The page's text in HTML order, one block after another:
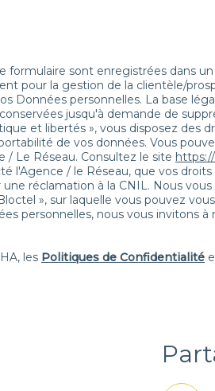
formulaire sont enregistrées dans
pour la gestion de la clientèle/
Données personnelles. La base
jusqu'à demande de
et libertés », vous disposez des
de vos données. Vous
Le Réseau. Consultez le site
l'Agence / le Réseau, que vos
réclamation à la CNIL. Nous
», sur laquelle vous pouvez
personnelles, nous vous invitons à
les Politiques de Confidentialité